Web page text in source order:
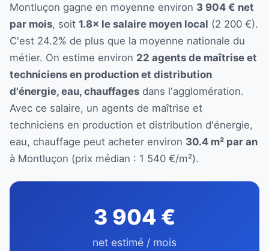
Montluçon gagne en moyenne environ 3 904 € net
par mois, soit 1.8× le salaire moyen local (2 200 €).
C'est 24.2% de plus que la moyenne nationale du
métier. On estime environ 22 agents de maîtrise et
techniciens en production et distribution
d'énergie, eau, chauffages dans l'agglomération.
Avec ce salaire, un agents de maîtrise et
techniciens en production et distribution d'énergie,
eau, chauffage peut acheter environ 30.4 m² par an
à Montluçon (prix médian : 1 540 €/m²).
3 904 €
net estimé / mois